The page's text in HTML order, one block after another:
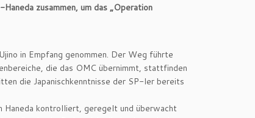
zusammen, um das „Operation
in Empfang genommen. Der Weg führte
die das OMC übernimmt, stattfinden
die Japanischkenntnisse der SP-ler bereits
Haneda kontrolliert, geregelt und überwacht